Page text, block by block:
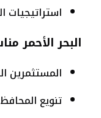
البحر الأحمر
المستثمرين
تنويع